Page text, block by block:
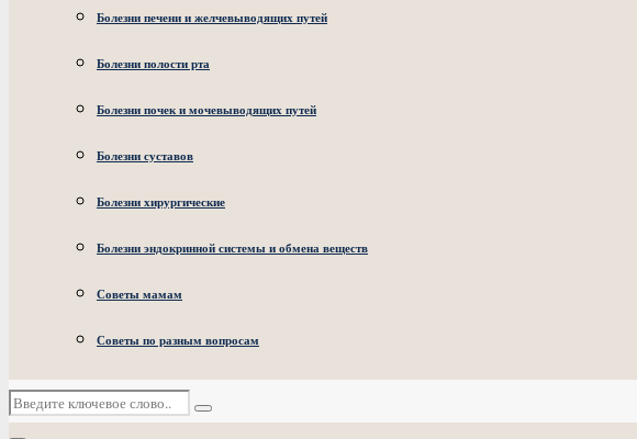
Болезни печени и желчевыводящих путей
Болезни полости рта
Болезни почек и мочевыводящих путей
Болезни суставов
Болезни хирургические
Болезни эндокринной системы и обмена веществ
Советы мамам
Советы по разным вопросам
Искать:
Поиск